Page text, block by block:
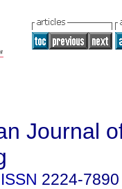
Journal
ISSN 2224-7890